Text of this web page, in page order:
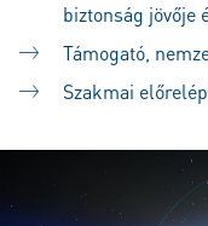
biztonság jövője
Támogató,
Szakmai